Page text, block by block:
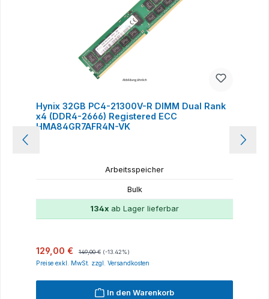
Hynix 32GB PC4-21300V-R DIMM Dual Rank
x4 (DDR4-2666) Registered ECC
HMA84GR7AFR4N-VK
Arbeitsspeicher
Bulk
134x ab Lager lieferbar
Verkaufspreis:
129,00 € 149,00 € (-13.42%)
Preise exkl. MwSt. zzgl. Versandkosten
In den Warenkorb